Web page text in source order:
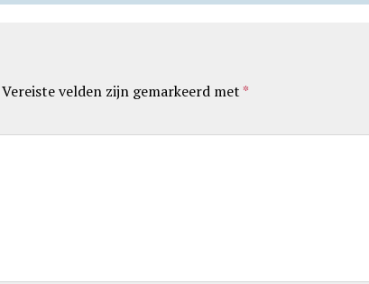
Vereiste velden zijn gemarkeerd met *